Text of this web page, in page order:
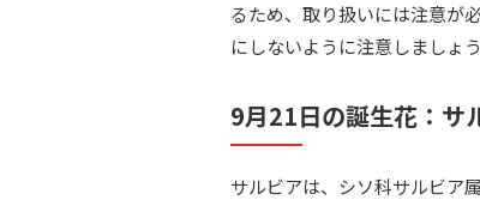
るため、取り扱いには注意が
にしないように注意しましょう
9月21日の誕生花：サ
サルビアは、シソ科サルビア